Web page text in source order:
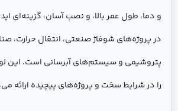
و دما، طول عمر بالا، و نصب آسان، گزینه‌ای
در پروژه‌های شوفاژ صنعتی، انتقال حرارت،
پتروشیمی و سیستم‌های آبرسانی است. این
را در شرایط سخت و پروژه‌های پیچیده ارائه